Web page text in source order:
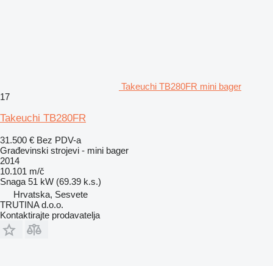
Takeuchi TB280FR mini bager
17
Takeuchi TB280FR
31.500 € Bez PDV-a
Građevinski strojevi - mini bager
2014
10.101 m/č
Snaga 51 kW (69.39 k.s.)
Hrvatska, Sesvete
TRUTINA d.o.o.
Kontaktirajte prodavatelja